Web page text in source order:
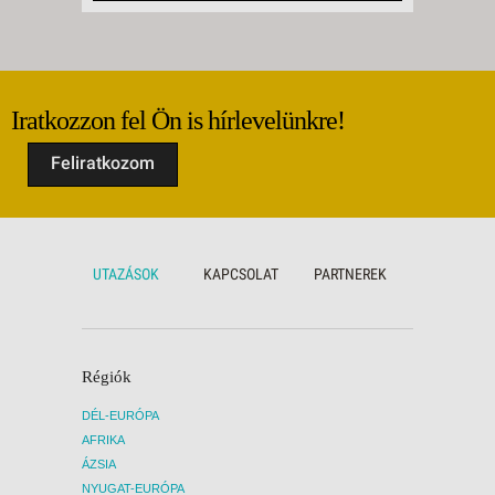
Iratkozzon fel Ön is hírlevelünkre!
Feliratkozom
UTAZÁSOK KAPCSOLAT PARTNEREK
Régiók
DÉL-EURÓPA
AFRIKA
ÁZSIA
NYUGAT-EURÓPA